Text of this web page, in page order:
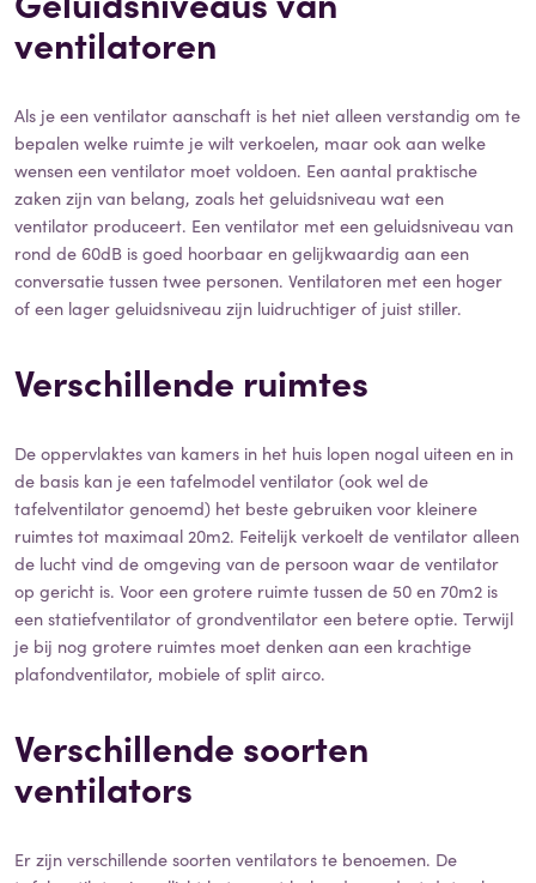
ventilatoren
Als je een ventilator aanschaft is het niet alleen verstandig om te
bepalen welke ruimte je wilt verkoelen, maar ook aan welke
wensen een ventilator moet voldoen. Een aantal praktische
zaken zijn van belang, zoals het geluidsniveau wat een
ventilator produceert. Een ventilator met een geluidsniveau van
rond de 60dB is goed hoorbaar en gelijkwaardig aan een
conversatie tussen twee personen. Ventilatoren met een hoger
of een lager geluidsniveau zijn luidruchtiger of juist stiller.
Verschillende ruimtes
De oppervlaktes van kamers in het huis lopen nogal uiteen en in
de basis kan je een tafelmodel ventilator (ook wel de
tafelventilator genoemd) het beste gebruiken voor kleinere
ruimtes tot maximaal 20m2. Feitelijk verkoelt de ventilator alleen
de lucht vind de omgeving van de persoon waar de ventilator
op gericht is. Voor een grotere ruimte tussen de 50 en 70m2 is
een statiefventilator of grondventilator een betere optie. Terwijl
je bij nog grotere ruimtes moet denken aan een krachtige
plafondventilator, mobiele of split airco.
Verschillende soorten
ventilators
Er zijn verschillende soorten ventilators te benoemen. De